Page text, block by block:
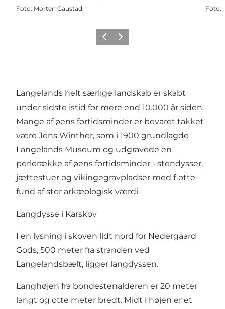
Foto: Morten Gaustad Foto:
ForrigeNæste
Langelands helt særlige landskab er skabt
under sidste istid for mere end 10.000 år siden.
Mange af øens fortidsminder er bevaret takket
være Jens Winther, som i 1900 grundlagde
Langelands Museum og udgravede en
perlerække af øens fortidsminder - stendysser,
jættestuer og vikingegravpladser med flotte
fund af stor arkæologisk værdi.
Langdysse i Karskov
I en lysning i skoven lidt nord for Nedergaard
Gods, 500 meter fra stranden ved
Langelandsbælt, ligger langdyssen.
Langhøjen fra bondestenalderen er 20 meter
langt og otte meter bredt. Midt i højen er et